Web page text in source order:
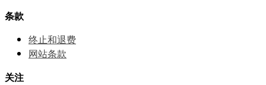
条款
终止和退费
网站条款
关注